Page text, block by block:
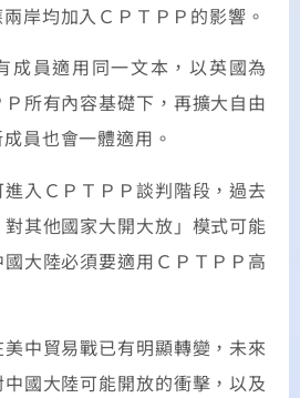
岸均加入ＣＰＴＰＰ的影響。
員適用同一文本，以英國為
所有內容基礎下，再擴大自由
員也會一體適用。
入ＣＰＴＰＰ談判階段，過去
對其他國家大開大放」模式可能
大陸必須要適用ＣＰＴＰＰ高
中貿易戰已有明顯轉變，未來
國大陸可能開放的衝擊，以及